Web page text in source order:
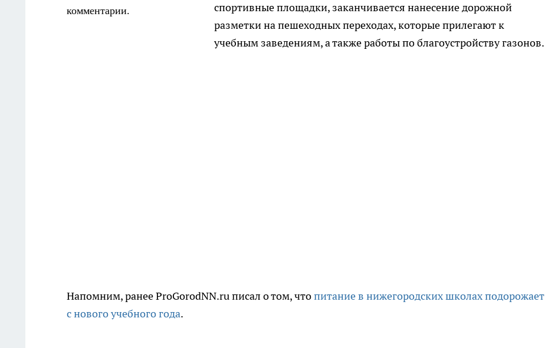
комментарии.
спортивные площадки, заканчивается нанесение дорожной
разметки на пешеходных переходах, которые прилегают к
учебным заведениям, а также работы по благоустройству газонов.
Напомним, ранее ProGorodNN.ru писал о том, чтопитание в нижегородских школах подорожает
с нового учебного года.